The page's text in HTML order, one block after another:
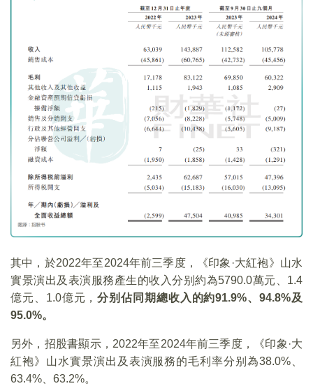
其中，於2022年至2024年前三季度，《印象·大紅袍》山水
實景演出及表演服務產生的收入分别約為5790.0萬元、1.4
億元、1.0億元，分别佔同期總收入的約91.9%、94.8%及
95.0%。
另外，招股書顯示，2022年至2024年前三季度，《印象·大
紅袍》山水實景演出及表演服務的毛利率分别為38.0%、
63.4%、63.2%。